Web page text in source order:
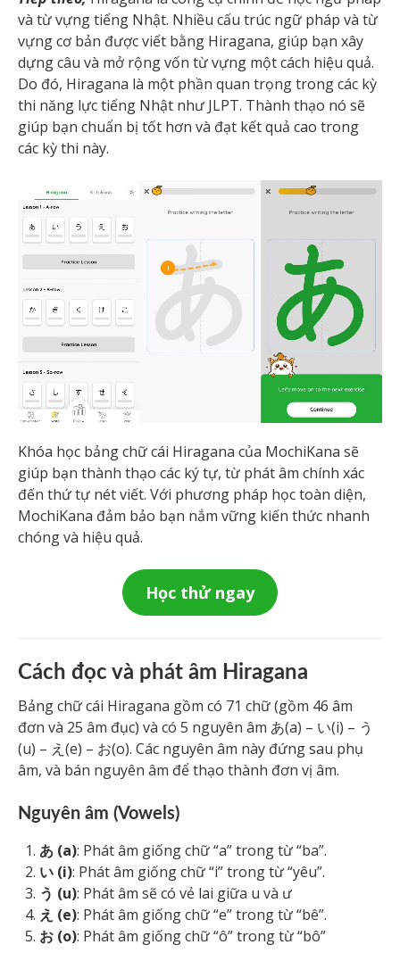
và từ vựng tiếng Nhật. Nhiều cấu trúc ngữ pháp và từ
vựng cơ bản được viết bằng Hiragana, giúp bạn xây
dựng câu và mở rộng vốn từ vựng một cách hiệu quả.
Do đó, Hiragana là một phần quan trọng trong các kỳ
thi năng lực tiếng Nhật như JLPT. Thành thạo nó sẽ
giúp bạn chuẩn bị tốt hơn và đạt kết quả cao trong
các kỳ thi này.
Khóa học bảng chữ cái Hiragana của MochiKana sẽ
giúp bạn thành thạo các ký tự, từ phát âm chính xác
đến thứ tự nét viết. Với phương pháp học toàn diện,
MochiKana đảm bảo bạn nắm vững kiến thức nhanh
chóng và hiệu quả.
Học thử ngay
Cách đọc và phát âm Hiragana
Bảng chữ cái Hiragana gồm có 71 chữ (gồm 46 âm
đơn và 25 âm đục) và có 5 nguyên âm あ(a) – い(i) – う
(u) – え(e) – お(o). Các nguyên âm này đứng sau phụ
âm, và bán nguyên âm để thạo thành đơn vị âm.
Nguyên âm (Vowels)
あ (a): Phát âm giống chữ “a” trong từ “ba”.
い (i): Phát âm giống chữ “i” trong từ “yêu”.
う (u): Phát âm sẽ có vẻ lai giữa u và ư
え (e): Phát âm giống chữ “e” trong từ “bê”.
お (o): Phát âm giống chữ “ô” trong từ “bô”